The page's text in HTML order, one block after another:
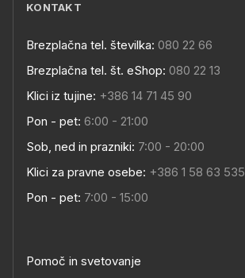
KONTAKT
Brezplačna tel. številka: 080 22 66
Brezplačna tel. št. eShop: 080 22 13
Klici iz tujine: +386 14 71 45 90
Pon - pet: 6:00 - 21:00
Sob, ned in prazniki: 7:00 - 20:00
Klici za pravne osebe: +386 1 58 63 535
Pon - pet: 7:00 - 15:00
Pomoč in svetovanje